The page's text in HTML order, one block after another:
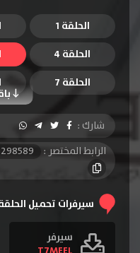
الحلقة 1
الحلقة 4
الحلقة 7
الحلقة 10
الحلقة 13
شارك :
الرابط المختصر :
سيرفرات تحميل
سيرفر